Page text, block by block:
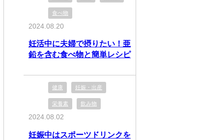
食べ物
2024.08.20
妊活中に夫婦で摂りたい！亜
鉛を含む食べ物と簡単レシピ
健康 妊娠・出産
栄養素 飲み物
2024.08.02
妊娠中はスポーツドリンクを